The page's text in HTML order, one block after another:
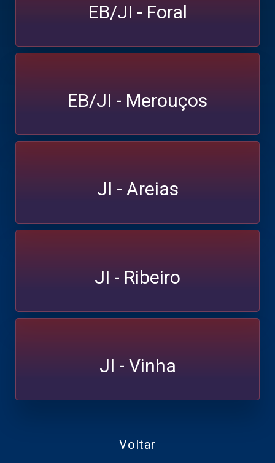
EB/JI - Foral
EB/JI - Merouços
JI - Areias
JI - Ribeiro
JI - Vinha
Voltar